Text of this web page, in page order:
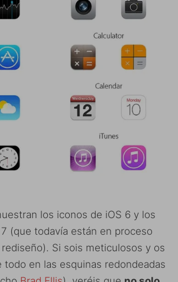
los iconos de iOS 6 y los
(que todavía están en proceso
Si sois meticulosos y os
todo en las esquinas redondeadas